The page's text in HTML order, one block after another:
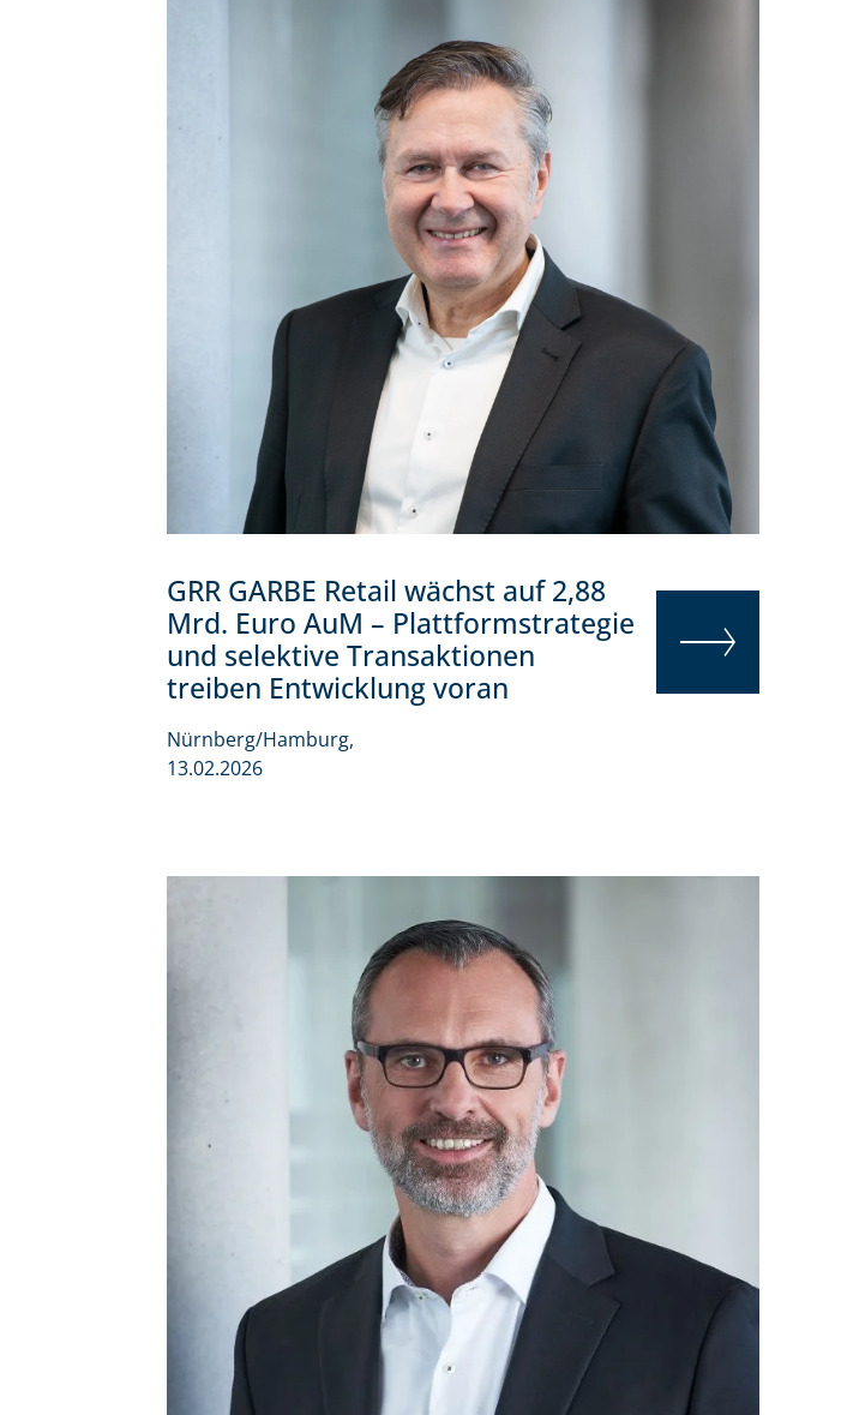
GRR GARBE Retail wächst auf 2,88
Mrd. Euro AuM – Plattformstrategie
und selektive Transaktionen
treiben Entwicklung voran
Nürnberg/Hamburg,
13.02.2026
WEITERLESEN